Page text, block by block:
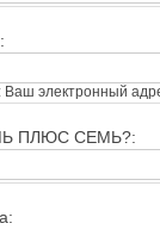
Ваш электронный
ПЛЮC CEMЬ?: